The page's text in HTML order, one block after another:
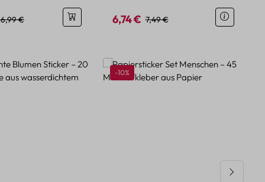
Preis:
€ Verkaufspreis:
6,74 € Regulärer Preis:
7,49 €
Rabatt
-10%